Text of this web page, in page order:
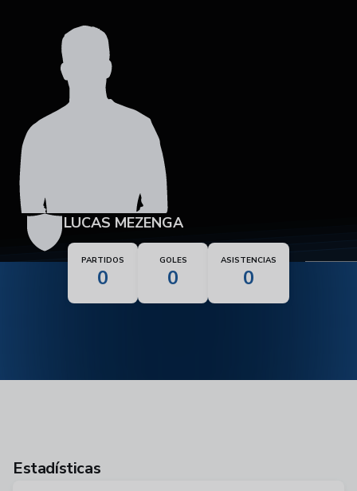
LUCAS MEZENGA
PARTIDOS
0
GOLES
0
ASISTENCIAS
0
Estadísticas